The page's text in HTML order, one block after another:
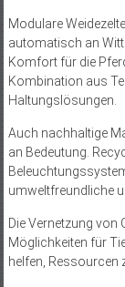
Modulare
automatisch an
Komfort für die
Kombination aus
Haltungslösungen.
Auch nachhaltige
an Bedeutung.
umweltfreundliche
Die Vernetzung von
Möglichkeiten für
helfen, Ressourcen